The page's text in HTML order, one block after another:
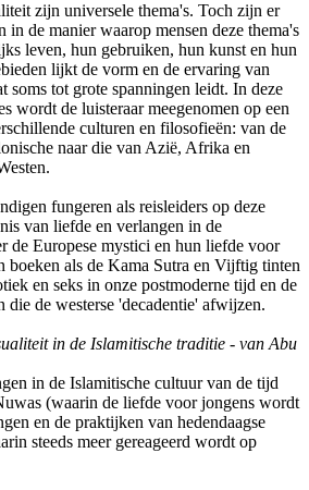
zijn universele thema's. Toch zijn er
in de manier waarop mensen deze thema's
leven, hun gebruiken, hun kunst en hun
lijkt de vorm en de ervaring van
soms tot grote spanningen leidt. In deze
wordt de luisteraar meegenomen op een
culturen en filosofieën: van de
naar die van Azië, Afrika en
fungeren als reisleiders op deze
van liefde en verlangen in de
de Europese mystici en hun liefde voor
boeken als de Kama Sutra en Vijftig tinten
en seks in onze postmoderne tijd en de
die de westerse 'decadentie' afwijzen.
in de Islamitische traditie - van Abu
in de Islamitische cultuur van de tijd
(waarin de liefde voor jongens wordt
en de praktijken van hedendaagse
steeds meer gereageerd wordt op